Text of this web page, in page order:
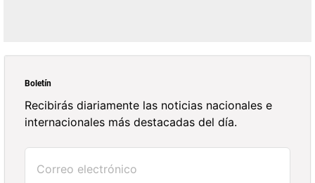
Boletín
Recibirás diariamente las noticias nacionales e
internacionales más destacadas del día.